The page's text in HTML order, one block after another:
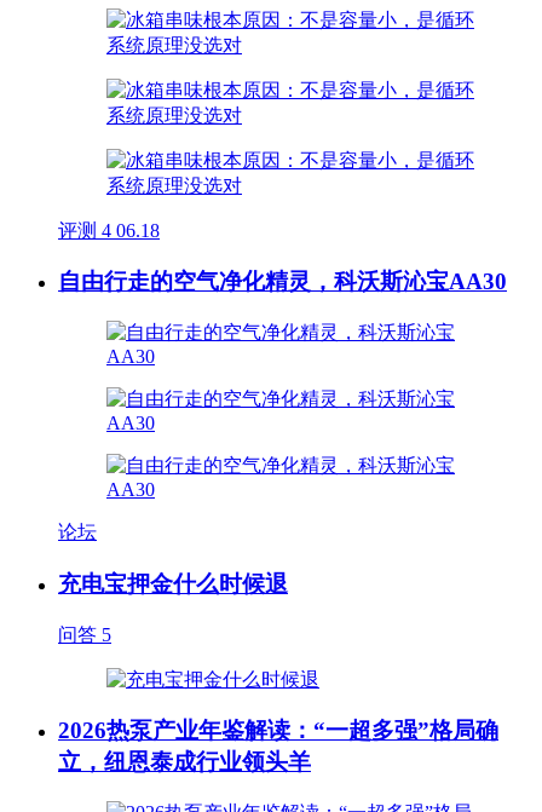
评测 4 06.18
自由行走的空气净化精灵，科沃斯沁宝AA30
论坛
充电宝押金什么时候退
问答 5
2026热泵产业年鉴解读：“一超多强”格局确
立，纽恩泰成行业领头羊